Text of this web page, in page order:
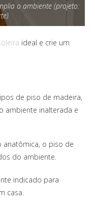
o ambiente (projeto:
ideal e crie um
de piso de madeira,
ambiente inalterada e
anatômica, o piso de
do ambiente.
indicado para
casa.